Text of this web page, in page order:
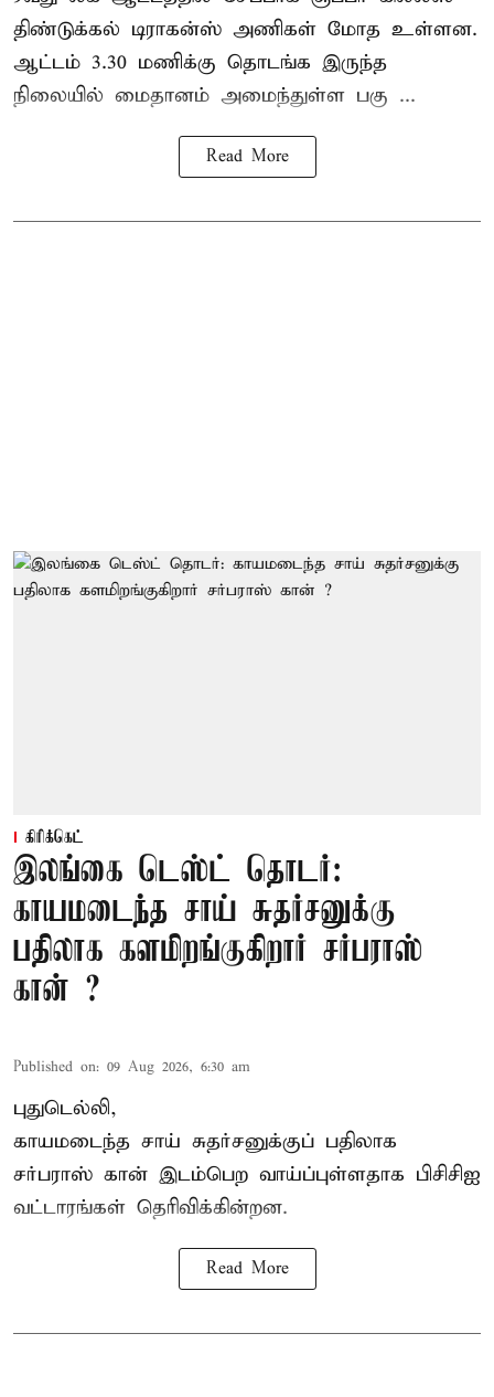
திண்டுக்கல் டிராகன்ஸ் அணிகள் மோத உள்ளன.
ஆட்டம் 3.30 மணிக்கு தொடங்க இருந்த
நிலையில் மைதானம் அமைந்துள்ள பகு ...
Read More
கிரிக்கெட்
இலங்கை டெஸ்ட் தொடர்:
காயமடைந்த சாய் சுதர்சனுக்கு
பதிலாக களமிறங்குகிறார் சர்பராஸ்
கான் ?
Published on: 09 Aug 2026, 6:30 am
புதுடெல்லி,
காயமடைந்த சாய் சுதர்சனுக்குப் பதிலாக
சர்பராஸ் கான் இடம்பெற வாய்ப்புள்ளதாக பிசிசிஐ
வட்டாரங்கள் தெரிவிக்கின்றன.
Read More